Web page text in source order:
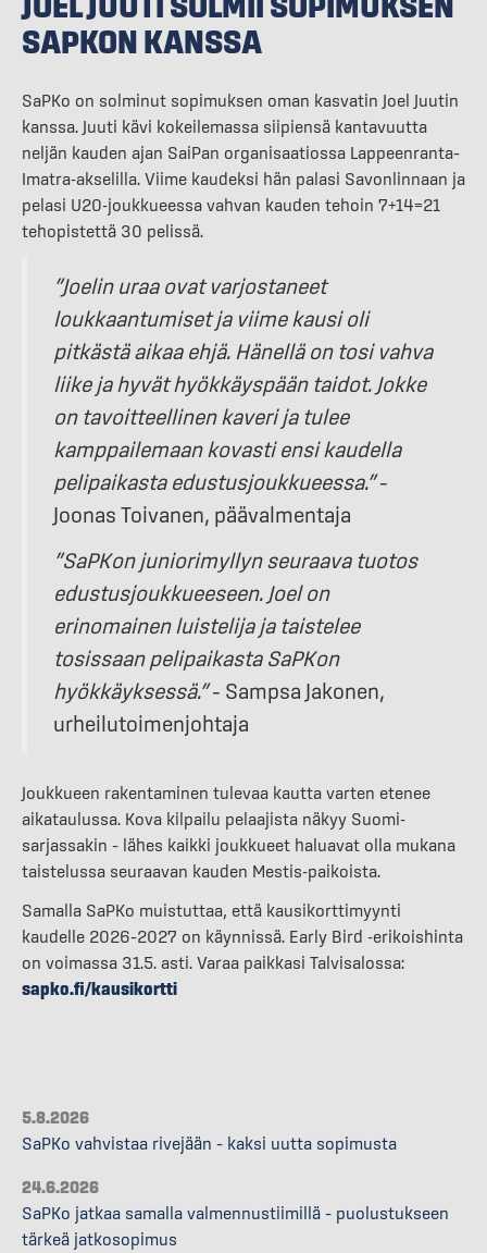
SAPKON KANSSA
SaPKo on solminut sopimuksen oman kasvatin Joel Juutin
kanssa. Juuti kävi kokeilemassa siipiensä kantavuutta
neljän kauden ajan SaiPan organisaatiossa Lappeenranta–
Imatra-akselilla. Viime kaudeksi hän palasi Savonlinnaan ja
pelasi U20-joukkueessa vahvan kauden tehoin 7+14=21
tehopistettä 30 pelissä.
”Joelin uraa ovat varjostaneet
loukkaantumiset ja viime kausi oli
pitkästä aikaa ehjä. Hänellä on tosi vahva
liike ja hyvät hyökkäyspään taidot. Jokke
on tavoitteellinen kaveri ja tulee
kamppailemaan kovasti ensi kaudella
pelipaikasta edustusjoukkueessa.”–
Joonas Toivanen, päävalmentaja
”SaPKon juniorimyllyn seuraava tuotos
edustusjoukkueeseen. Joel on
erinomainen luistelija ja taistelee
tosissaan pelipaikasta SaPKon
hyökkäyksessä.”– Sampsa Jakonen,
urheilutoimenjohtaja
Joukkueen rakentaminen tulevaa kautta varten etenee
aikataulussa. Kova kilpailu pelaajista näkyy Suomi-
sarjassakin – lähes kaikki joukkueet haluavat olla mukana
taistelussa seuraavan kauden Mestis-paikoista.
Samalla SaPKo muistuttaa, että kausikorttimyynti
kaudelle 2026–2027 on käynnissä. Early Bird -erikoishinta
on voimassa 31.5. asti. Varaa paikkasi Talvisalossa:
sapko.fi/kausikortti
5.8.2026
SaPKo vahvistaa rivejään – kaksi uutta sopimusta
24.6.2026
SaPKo jatkaa samalla valmennustiimillä – puolustukseen
tärkeä jatkosopimus